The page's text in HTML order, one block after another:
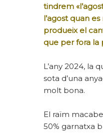
tindrem
l’agost quan
produeix el
que per fora la
L’any 2024, la
sota d’una
molt bona.
El raïm
50% garnatxa